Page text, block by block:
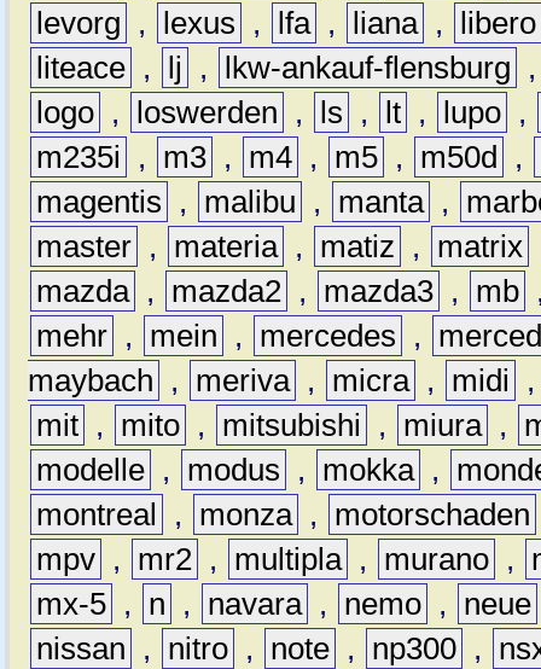
levorg
, lexus , lfa , liana ,
libero
liteace , lj , lkw-ankauf-flensburg
logo , loswerden , ls , lt , lupo ,
m235i
, m3 , m4 , m5 , m50d ,
magentis
, malibu , manta ,
master , materia , matiz , matrix
mazda , mazda2 , mazda3 , mb
mehr , mein , mercedes ,
maybach
, meriva , micra , midi
mit , mito , mitsubishi , miura ,
modelle , modus , mokka ,
montreal
, monza , motorschaden
mpv , mr2 , multipla , murano ,
mx-5 , n , navara , nemo , neue
nissan
, nitro , note , np300 ,